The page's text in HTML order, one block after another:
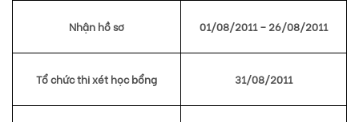
Nhận hồ sơ 01/08/2011 – 26/08/2011
Tổ chức thi xét học bổng 31/08/2011